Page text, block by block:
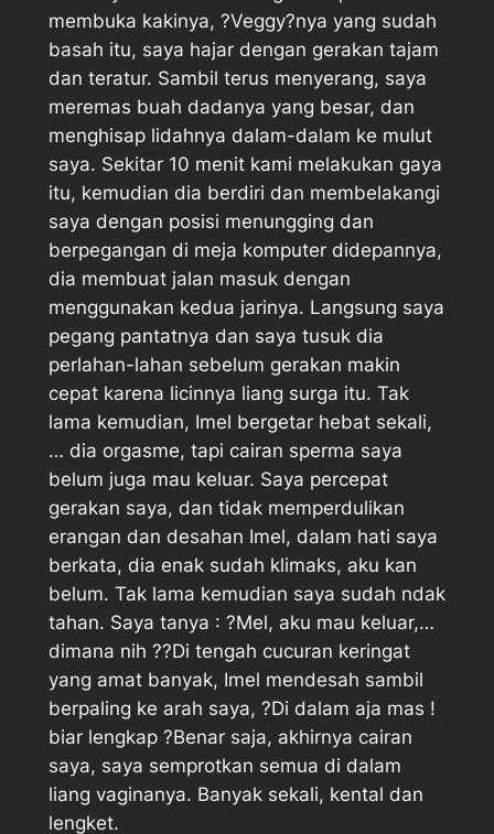
membuka kakinya, ?Veggy?nya yang sudah
basah itu, saya hajar dengan gerakan tajam
dan teratur. Sambil terus menyerang, saya
meremas buah dadanya yang besar, dan
menghisap lidahnya dalam-dalam ke mulut
saya. Sekitar 10 menit kami melakukan gaya
itu, kemudian dia berdiri dan membelakangi
saya dengan posisi menungging dan
berpegangan di meja komputer didepannya,
dia membuat jalan masuk dengan
menggunakan kedua jarinya. Langsung saya
pegang pantatnya dan saya tusuk dia
perlahan-lahan sebelum gerakan makin
cepat karena licinnya liang surga itu. Tak
lama kemudian, Imel bergetar hebat sekali,
… dia orgasme, tapi cairan sperma saya
belum juga mau keluar. Saya percepat
gerakan saya, dan tidak memperdulikan
erangan dan desahan Imel, dalam hati saya
berkata, dia enak sudah klimaks, aku kan
belum. Tak lama kemudian saya sudah ndak
tahan. Saya tanya : ?Mel, aku mau keluar,…
dimana nih ??Di tengah cucuran keringat
yang amat banyak, Imel mendesah sambil
berpaling ke arah saya, ?Di dalam aja mas !
biar lengkap ?Benar saja, akhirnya cairan
saya, saya semprotkan semua di dalam
liang vaginanya. Banyak sekali, kental dan
lengket.